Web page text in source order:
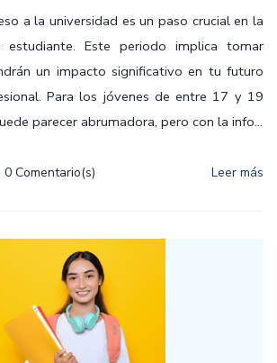
a la universidad es un paso crucial en la
estudiante. Este periodo implica tomar
un impacto significativo en tu futuro
Para los jóvenes de entre 17 y 19
parecer abrumadora, pero con la info...
0 Comentario(s) Leer más